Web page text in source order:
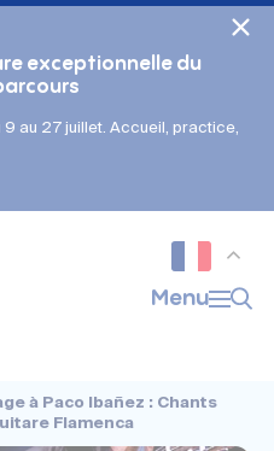
exceptionnelle du
9 au 27 juillet. Accueil, practice,
Menu
à Paco Ibañez : Chants
Flamenca
:
Grande